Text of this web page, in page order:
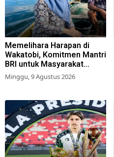
Memelihara Harapan di
Wakatobi, Komitmen Mantri
BRI untuk Masyarakat
Bahari
Minggu, 9 Agustus 2026